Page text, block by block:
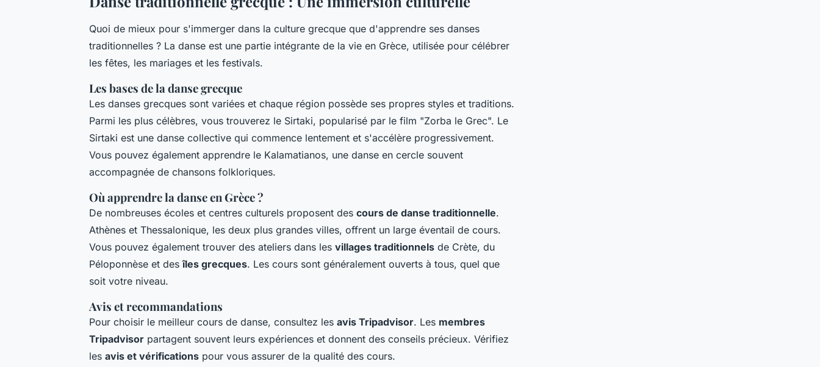
Quoi de mieux pour s'immerger dans la culture grecque que d'apprendre ses danses
traditionnelles ? La danse est une partie intégrante de la vie en Grèce, utilisée pour célébrer
les fêtes, les mariages et les festivals.
Les bases de la danse grecque
Les danses grecques sont variées et chaque région possède ses propres styles et traditions.
Parmi les plus célèbres, vous trouverez le Sirtaki, popularisé par le film "Zorba le Grec". Le
Sirtaki est une danse collective qui commence lentement et s'accélère progressivement.
Vous pouvez également apprendre le Kalamatianos, une danse en cercle souvent
accompagnée de chansons folkloriques.
Où apprendre la danse en Grèce ?
De nombreuses écoles et centres culturels proposent des cours de danse traditionnelle.
Athènes et Thessalonique, les deux plus grandes villes, offrent un large éventail de cours.
Vous pouvez également trouver des ateliers dans les villages traditionnels de Crète, du
Péloponnèse et desîles grecques. Les cours sont généralement ouverts à tous, quel que
soit votre niveau.
Avis et recommandations
Pour choisir le meilleur cours de danse, consultez les avis Tripadvisor. Les membres
Tripadvisor partagent souvent leurs expériences et donnent des conseils précieux. Vérifiez
les avis et vérifications pour vous assurer de la qualité des cours.